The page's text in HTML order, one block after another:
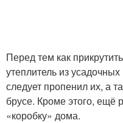
Перед тем как
утеплитель из
следует пропенил их, а
брусе. Кроме этого, ещё
«коробку» дома.